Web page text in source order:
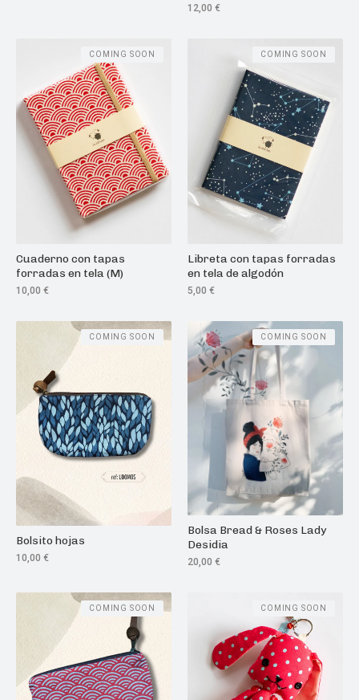
12,00 €
Cuaderno con tapas
forradas en tela (M)
10,00 €
COMING SOON
Libreta con tapas forradas
en tela de algodón
5,00 €
COMING SOON
Bolsito hojas
10,00 €
COMING SOON
Bolsa Bread & Roses Lady
Desidia
20,00 €
COMING SOON
COMING SOON COMING SOON